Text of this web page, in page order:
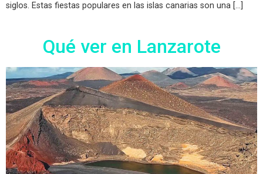
siglos. Estas fiestas populares en las islas canarias son una […]
Qué ver en Lanzarote